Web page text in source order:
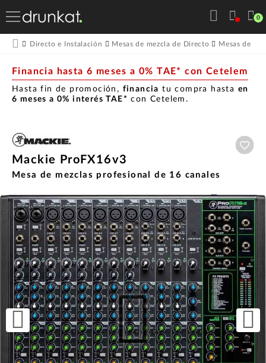
0
Directo e Instalación Mesas de mezcla de Directo Mesas de
Financia hasta 6 meses a 0% TAE* con Cetelem
Hasta fin de promoción, financia tu compra hasta en
6 meses a 0% interés TAE* con Cetelem.
Mackie ProFX16v3
Mesa de mezclas profesional de 16 canales